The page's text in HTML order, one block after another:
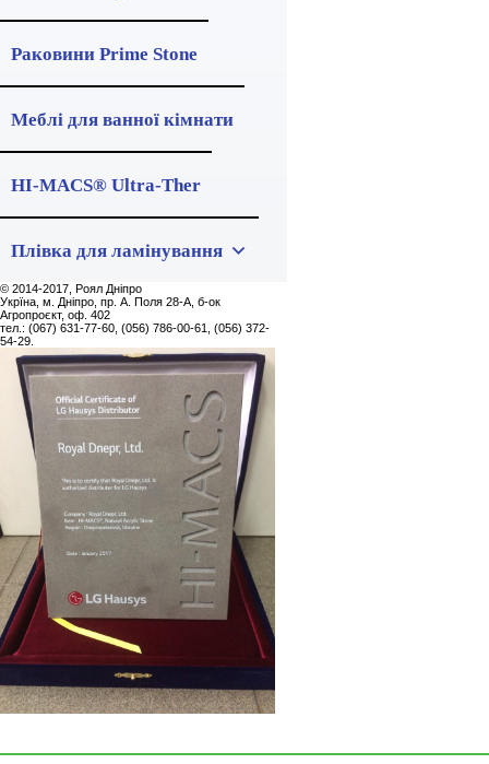
Раковини Prime Stone
Меблі для ванної кімнати
HI-MACS® Ultra-Ther
Плівка для ламінування
© 2014-2017, Роял Дніпро
Укpїна, м. Дніпро, пр. А. Поля 28-А, б-ок
Агропроєкт, оф. 402
тел.: (067) 631-77-60, (056) 786-00-61, (056) 372-
54-29.